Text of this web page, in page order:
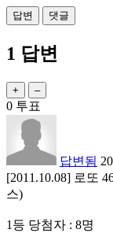
1 답변
0 투표
답변됨
[2011.10.08] 로또
스)
1등 당첨자 : 8명